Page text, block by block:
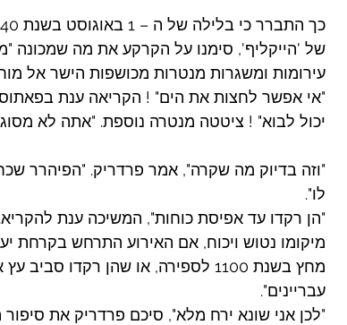
של 'הייקליף', סימנו על הקרקע את מה שמכונה
עירומות ומשגרות מנטרות מכושפות הישר אל
"אי אפשר לחצות את הים" ! הקריאה ענת
יכול לבוא" ! ציטטה מנטרה נוספת. "אתה לא
"וזה בדיוק מה שקרה", אמר פרדריק. "הפיהרר
לו".
"הן רקדו עד אפיסת כוחות", המשיכה ענת
מחץ בשנת 1100 לספירה, או שהן
עבריינים".
"לכן אני שונא ירח מלא", סיכם פרדריק את